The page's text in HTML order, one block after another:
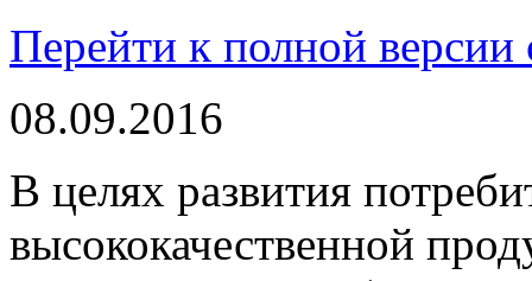
Перейти к полной версии
08.09.2016
В целях развития
высококачественной